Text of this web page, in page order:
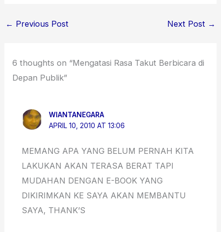
← Previous Post Next Post →
6 thoughts on “Mengatasi Rasa Takut Berbicara di
Depan Publik”
WIANTANEGARA
APRIL 10, 2010 AT 13:06
MEMANG APA YANG BELUM PERNAH KITA
LAKUKAN AKAN TERASA BERAT TAPI
MUDAHAN DENGAN E-BOOK YANG
DIKIRIMKAN KE SAYA AKAN MEMBANTU
SAYA, THANK’S